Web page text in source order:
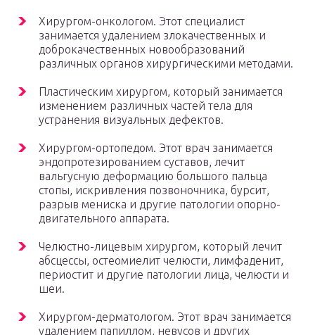
Хирургом-онкологом. Этот специалист
занимается удалением злокачественных и
доброкачественных новообразований
различных органов хирургическими методами.
Пластическим хирургом, который занимается
изменением различных частей тела для
устранения визуальных дефектов.
Хирургом-ортопедом. Этот врач занимается
эндопротезированием суставов, лечит
вальгусную деформацию большого пальца
стопы, искривления позвоночника, бурсит,
разрыв мениска и другие патологии опорно-
двигательного аппарата.
Челюстно-лицевым хирургом, который лечит
абсцессы, остеомиелит челюсти, лимфаденит,
периостит и другие патологии лица, челюсти и
шеи.
Хирургом-дерматологом. Этот врач занимается
удалением папиллом, невусов и других